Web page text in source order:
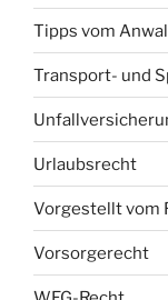
Tipps vom
Transport- und
Urlaubsrecht
Vorgestellt vom
Vorsorgerecht